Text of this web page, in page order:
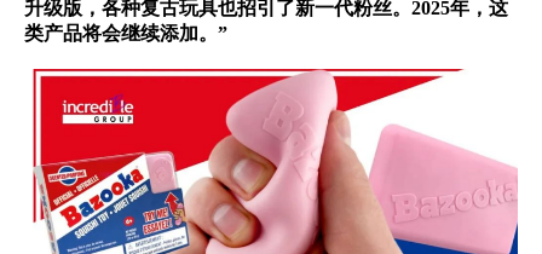
升级版，各种复古玩具也招引了新一代粉丝。2025年，这
类产品将会继续添加。”